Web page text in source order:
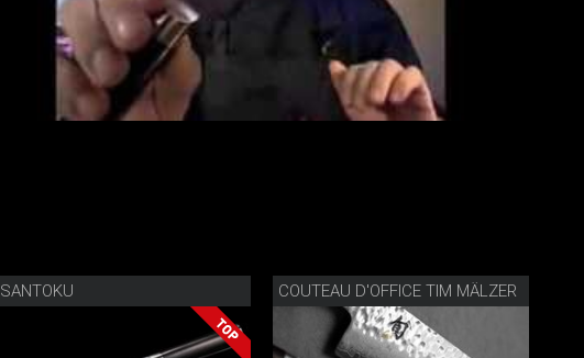
SANTOKU COUTEAU D'OFFICE TIM MÄLZER